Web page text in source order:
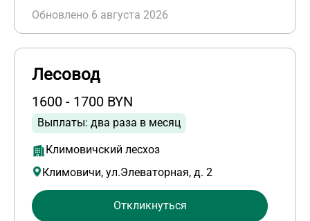
Обновлено 6 августа 2026
Лесовод
1600 - 1700 BYN
Выплаты: два раза в месяц
Климовичский лесхоз
Климовичи, ул.Элеваторная, д. 2
Откликнуться